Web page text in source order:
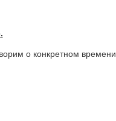
.
о конкретном времени.